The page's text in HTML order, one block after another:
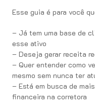
Esse guia é para você
– Já tem uma base de
esse ativo
– Deseja gerar receita
– Quer entender como
mesmo sem nunca ter
– Está em busca de
financeira na corretora